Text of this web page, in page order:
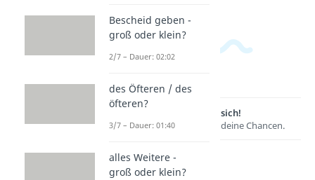
Lernen lohnt sich!
Entdecke hier deine Chancen.
Bescheid geben -
groß oder klein?
2/7 – Dauer: 02:02
des Öfteren / des
öfteren?
3/7 – Dauer: 01:40
alles Weitere -
groß oder klein?